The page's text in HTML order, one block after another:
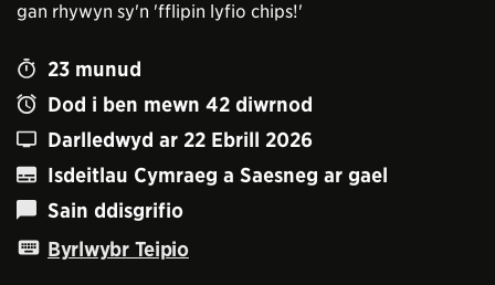
gan rhywyn sy'n 'fflipin lyfio chips!'
23 munud
Dod i ben mewn 42 diwrnod
Darlledwyd ar 22 Ebrill 2026
Isdeitlau Cymraeg a Saesneg ar gael
Sain ddisgrifio
Byrlwybr Teipio